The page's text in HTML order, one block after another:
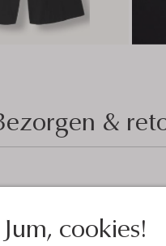
Jum, cookies!
&
& Pasvorm